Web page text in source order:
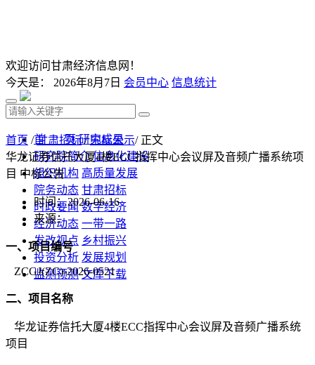
欢迎访问甘肃经济信息网！
今天是： 2026年8月7日 会员中心 信息统计
首 页 研究成果
研究院简介 信息化建设
组织机构 高质量发展
院务动态 甘肃招标
时政要闻 数字经济
经济动态 一带一路
发改视点 乡村振兴
投资分析 发展规划
监测预测 文库下载
首页 /甘肃招标/中标公示/ 正文
华龙证券信托大厦4楼ECC指挥中心会议屏及音频广播系统项
目 中标公告
时间：2026-06-16
来源：
一、项目编号
ZCGJ(ZC)-2026-0521
二、 项目名称
华龙证券信托大厦4楼ECC指挥中心会议屏及音频广播系统
项目